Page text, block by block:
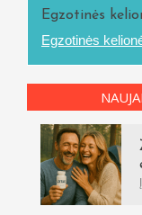
Egzotinės
Egzotinės